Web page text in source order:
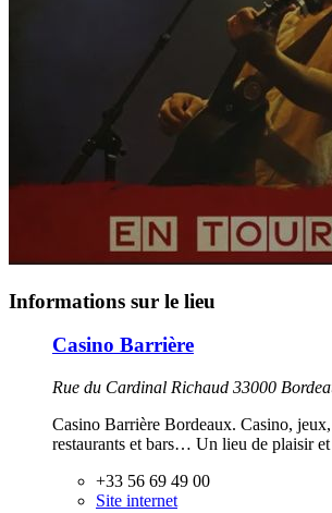
Informations sur le lieu
Casino Barrière
Rue du Cardinal Richaud 33000
Casino Barrière Bordeaux. Casino, jeux,
restaurants et bars… Un lieu de plaisir
+33 56 69 49 00
Site internet